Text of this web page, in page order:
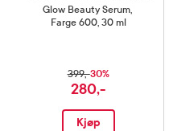
Glow Beauty Serum,
Farge 600, 30 ml
399,-30%
280,-
Kjøp